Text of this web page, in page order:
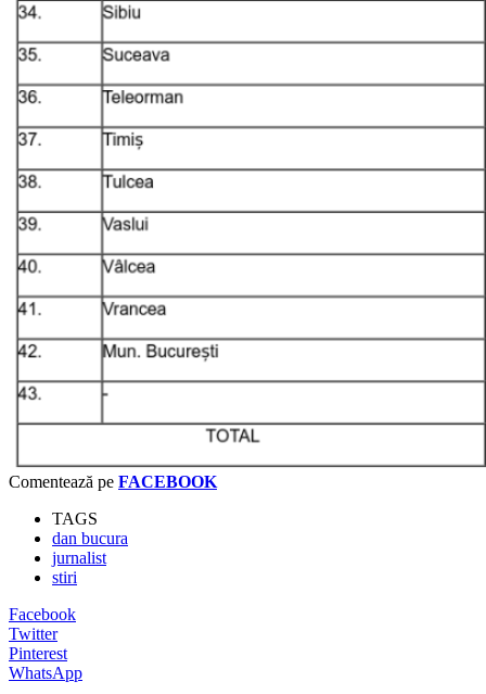
Comentează pe FACEBOOK
TAGS
dan bucura
jurnalist
stiri
Facebook
Twitter
Pinterest
WhatsApp